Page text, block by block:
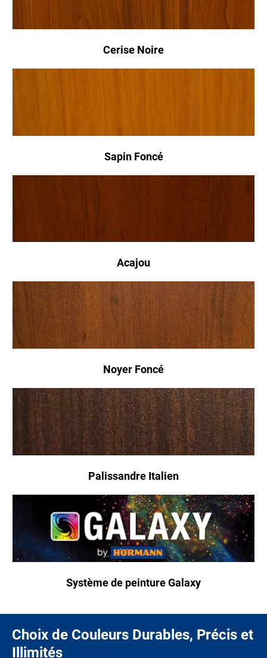
Cerise Noire
Sapin Foncé
Acajou
Noyer Foncé
Palissandre Italien
Système de peinture Galaxy
Choix de Couleurs Durables, Précis et
Illimités